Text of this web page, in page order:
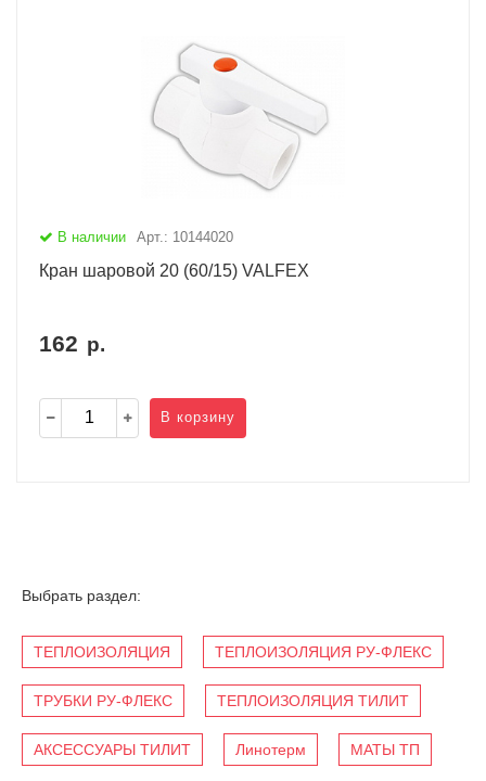
В наличии Арт.: 10144020
Кран шаровой 20 (60/15) VALFEX
162 р.
В корзину
Выбрать раздел:
ТЕПЛОИЗОЛЯЦИЯ ТЕПЛОИЗОЛЯЦИЯ РУ-ФЛЕКС
ТРУБКИ РУ-ФЛЕКС ТЕПЛОИЗОЛЯЦИЯ ТИЛИТ
АКСЕССУАРЫ ТИЛИТ Линотерм МАТЫ ТП